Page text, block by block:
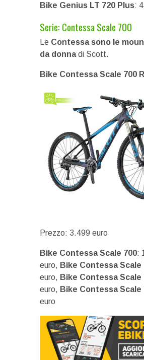
Bike Genius LT 720 Plus:
Serie: Contessa Scale 700
Le Contessa sono le
da donnadi Scott.
Bike Contessa Scale 700
Prezzo: 3.499 euro
Bike Contessa Scale 700:
euro, Bike Contessa Scale
euro, Bike Contessa Scale
euro, Bike Contessa Scale
euro